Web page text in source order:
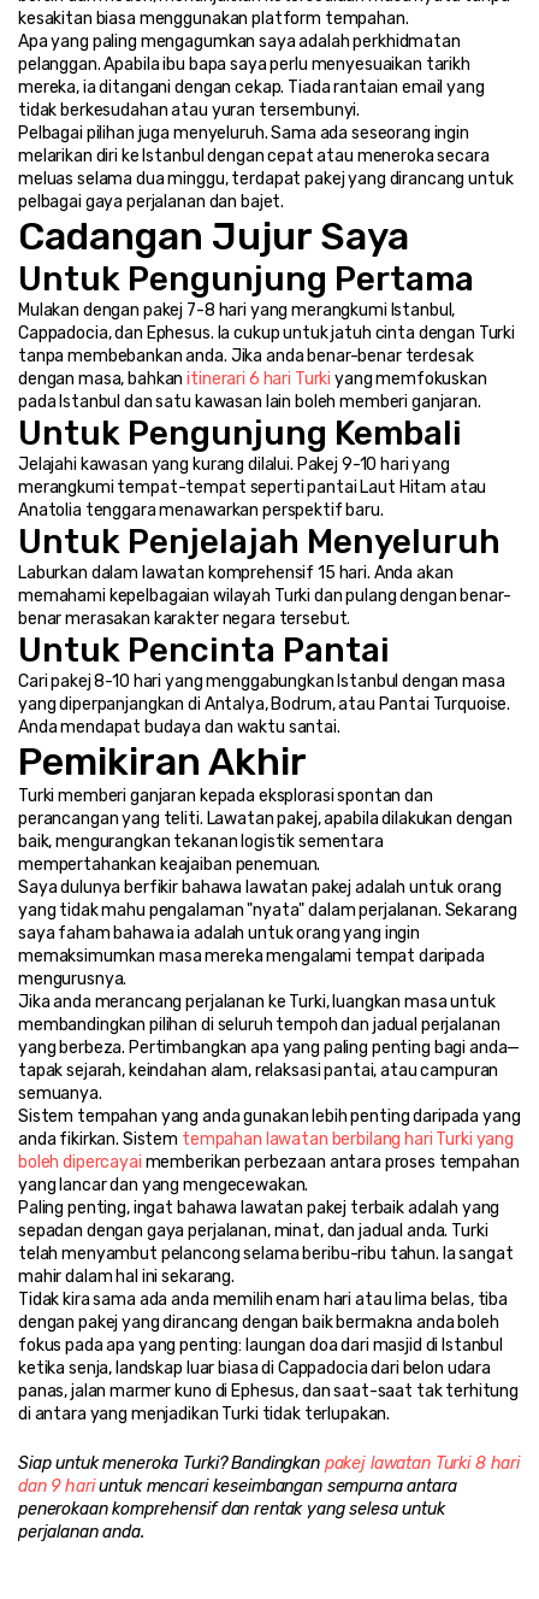
kesakitan biasa menggunakan platform tempahan.
Apa yang paling mengagumkan saya adalah perkhidmatan
pelanggan. Apabila ibu bapa saya perlu menyesuaikan tarikh
mereka, ia ditangani dengan cekap. Tiada rantaian email yang
tidak berkesudahan atau yuran tersembunyi.
Pelbagai pilihan juga menyeluruh. Sama ada seseorang ingin
melarikan diri ke Istanbul dengan cepat atau meneroka secara
meluas selama dua minggu, terdapat pakej yang dirancang untuk
pelbagai gaya perjalanan dan bajet.
Cadangan Jujur Saya
Untuk Pengunjung Pertama
Mulakan dengan pakej 7-8 hari yang merangkumi Istanbul,
Cappadocia, dan Ephesus. Ia cukup untuk jatuh cinta dengan Turki
tanpa membebankan anda. Jika anda benar-benar terdesak
dengan masa, bahkan itinerari 6 hari Turki yang memfokuskan
pada Istanbul dan satu kawasan lain boleh memberi ganjaran.
Untuk Pengunjung Kembali
Jelajahi kawasan yang kurang dilalui. Pakej 9-10 hari yang
merangkumi tempat-tempat seperti pantai Laut Hitam atau
Anatolia tenggara menawarkan perspektif baru.
Untuk Penjelajah Menyeluruh
Laburkan dalam lawatan komprehensif 15 hari. Anda akan
memahami kepelbagaian wilayah Turki dan pulang dengan benar-
benar merasakan karakter negara tersebut.
Untuk Pencinta Pantai
Cari pakej 8-10 hari yang menggabungkan Istanbul dengan masa
yang diperpanjangkan di Antalya, Bodrum, atau Pantai Turquoise.
Anda mendapat budaya dan waktu santai.
Pemikiran Akhir
Turki memberi ganjaran kepada eksplorasi spontan dan
perancangan yang teliti. Lawatan pakej, apabila dilakukan dengan
baik, mengurangkan tekanan logistik sementara
mempertahankan keajaiban penemuan.
Saya dulunya berfikir bahawa lawatan pakej adalah untuk orang
yang tidak mahu pengalaman "nyata" dalam perjalanan. Sekarang
saya faham bahawa ia adalah untuk orang yang ingin
memaksimumkan masa mereka mengalami tempat daripada
mengurusnya.
Jika anda merancang perjalanan ke Turki, luangkan masa untuk
membandingkan pilihan di seluruh tempoh dan jadual perjalanan
yang berbeza. Pertimbangkan apa yang paling penting bagi anda—
tapak sejarah, keindahan alam, relaksasi pantai, atau campuran
semuanya.
Sistem tempahan yang anda gunakan lebih penting daripada yang
anda fikirkan. Sistem tempahan lawatan berbilang hari Turki yang
boleh dipercayai memberikan perbezaan antara proses tempahan
yang lancar dan yang mengecewakan.
Paling penting, ingat bahawa lawatan pakej terbaik adalah yang
sepadan dengan gaya perjalanan, minat, dan jadual anda. Turki
telah menyambut pelancong selama beribu-ribu tahun. Ia sangat
mahir dalam hal ini sekarang.
Tidak kira sama ada anda memilih enam hari atau lima belas, tiba
dengan pakej yang dirancang dengan baik bermakna anda boleh
fokus pada apa yang penting: laungan doa dari masjid di Istanbul
ketika senja, landskap luar biasa di Cappadocia dari belon udara
panas, jalan marmer kuno di Ephesus, dan saat-saat tak terhitung
di antara yang menjadikan Turki tidak terlupakan.
Siap untuk meneroka Turki? Bandingkan pakej lawatan Turki 8 hari
dan 9 hari untuk mencari keseimbangan sempurna antara
penerokaan komprehensif dan rentak yang selesa untuk
perjalanan anda.